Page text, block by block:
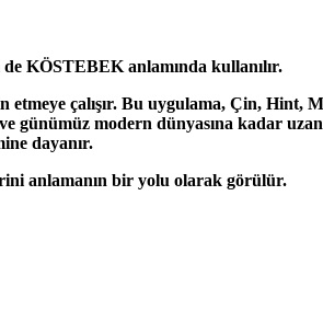
KÖSTEBEK anlamında kullanılır.
çalışır. Bu uygulama, Çin, Hint,
günümüz modern dünyasına kadar
dayanır.
anlamanın bir yolu olarak görülür.